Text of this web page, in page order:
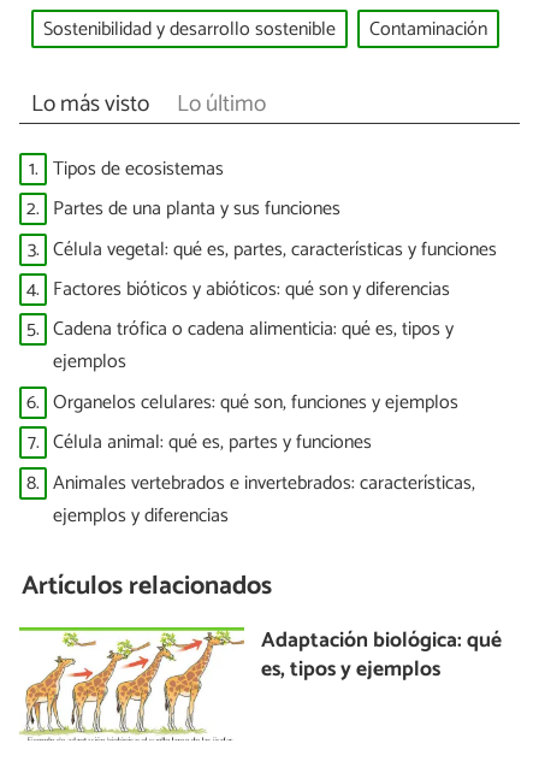
Sostenibilidad y desarrollo sostenible
Contaminación
Lo más visto Lo último
1. Tipos de ecosistemas
2. Partes de una planta y sus funciones
3. Célula vegetal: qué es, partes, características y funciones
4. Factores bióticos y abióticos: qué son y diferencias
5. Cadena trófica o cadena alimenticia: qué es, tipos y
ejemplos
6. Organelos celulares: qué son, funciones y ejemplos
7. Célula animal: qué es, partes y funciones
8. Animales vertebrados e invertebrados: características,
ejemplos y diferencias
Artículos relacionados
Adaptación biológica: qué
es, tipos y ejemplos